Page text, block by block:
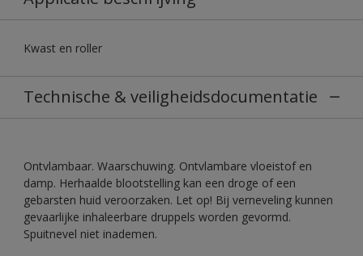
Kwast en roller
Technische & veiligheidsdocumentatie
Ontvlambaar. Waarschuwing. Ontvlambare vloeistof en
damp. Herhaalde blootstelling kan een droge of een
gebarsten huid veroorzaken. Let op! Bij verneveling kunnen
gevaarlijke inhaleerbare druppels worden gevormd.
Spuitnevel niet inademen.